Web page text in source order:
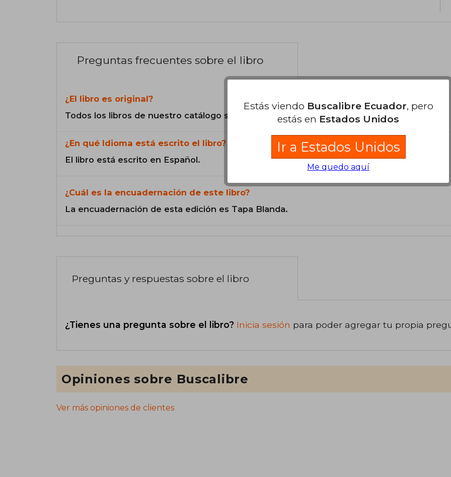
Preguntas frecuentes sobre el libro
¿El libro es original?
Todos los libros de nuestro catálogo son Originales.
¿En qué Idioma está escrito el libro?
El libro está escrito en Español.
¿Cuál es la encuadernación de este libro?
La encuadernación de esta edición es Tapa Blanda.
Preguntas y respuestas sobre el libro
¿Tienes una pregunta sobre el libro? Inicia sesión para poder agregar tu propia
Opiniones sobre Buscalibre
Ver más opiniones de clientes
Estás viendo Buscalibre Ecuador, pero
estás en Estados Unidos
Ir a Estados Unidos
Me quedo aquí